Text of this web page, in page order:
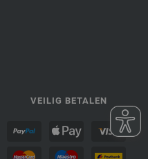
VEILIG BETALEN